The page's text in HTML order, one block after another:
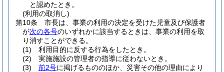
と認めたとき。
(利用の取消し)
第10条
市長は、事業の利用の決定を受けた児童及び保護者
が次の各号のいずれかに該当するときは、事業の利用を取
り消すことができる。
(1)
利用目的に反する行為をしたとき。
(2)
実施施設の管理者の指導に従わないとき。
(3)
前2号に掲げるもののほか、災害その他の理由により